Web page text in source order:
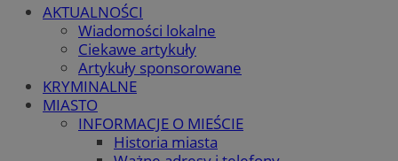
AKTUALNOŚCI
Wiadomości lokalne
Ciekawe artykuły
Artykuły sponsorowane
KRYMINALNE
MIASTO
INFORMACJE O MIEŚCIE
Historia miasta